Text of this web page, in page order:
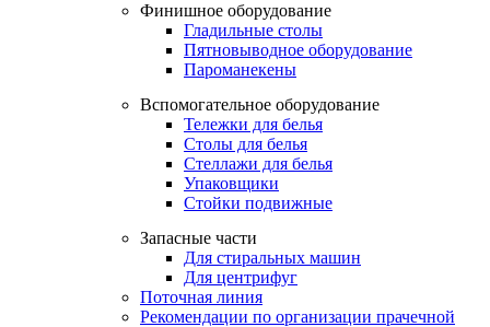
Финишное оборудование
Гладильные столы
Пятновыводное оборудование
Пароманекены
Вспомогательное оборудование
Тележки для белья
Столы для белья
Стеллажи для белья
Упаковщики
Стойки подвижные
Запасные части
Для стиральных машин
Для центрифуг
Поточная линия
Рекомендации по организации прачечной